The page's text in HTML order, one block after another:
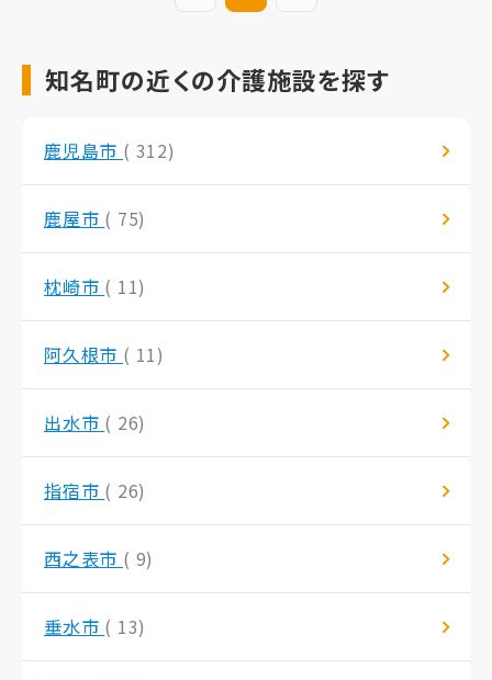
知名町の近くの介護施設を探す
鹿児島市 ( 312)
鹿屋市 ( 75)
枕崎市 ( 11)
阿久根市 ( 11)
出水市 ( 26)
指宿市 ( 26)
西之表市 ( 9)
垂水市 ( 13)